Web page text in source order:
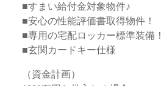
■すまい給付金対象物件♪
■安心の性能評価書取得物件！
■専用の宅配ロッカー標準装備！
■玄関カードキー仕様
（資金計画）